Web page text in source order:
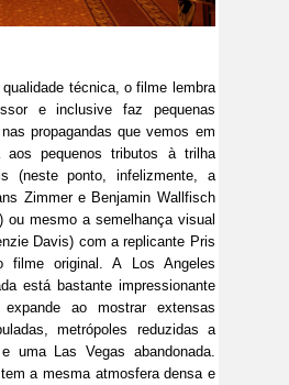
qualidade técnica, o filme lembra
e inclusive faz pequenas
propagandas que vemos em
aos pequenos tributos à trilha
(neste ponto, infelizmente, a
Zimmer e Benjamin Wallfisch
ou mesmo a semelhança visual
Davis) com a replicante Pris
filme original. A Los Angeles
está bastante impressionante
ao mostrar extensas
metrópoles reduzidas a
uma Las Vegas abandonada.
a mesma atmosfera densa e